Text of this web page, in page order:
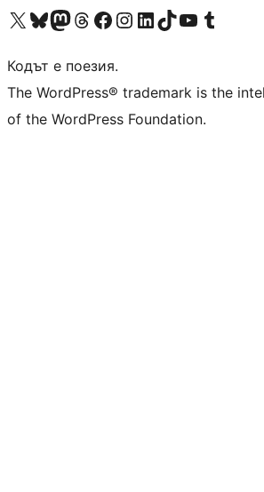
Visit our X (formerly Twitter) account
Visit our Bluesky account
Visit our Mastodon account
Visit our Threads account
Посетете нашата страница във Facebook
Посетете нашия профил в Instagram
Посетете нашия профил в LinkedIn
Visit our TikTok account
Visit our YouTube channel
Visit our Tumblr
Кодът е поезия.
The WordPress® trademark is the
of the WordPress Foundation.